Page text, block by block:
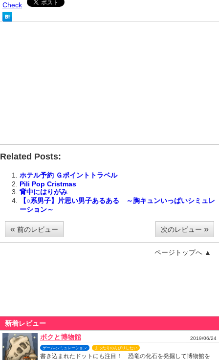
Check
Related Posts:
ホテル予約 Ｇポイントトラベル
Pili Pop Cristmas
背中にはりがみ
【○系男子】片思い男子あるある ～胸キュンいっぱいシミュレ
ーション～
« 前のレビュー 次のレビュー »
ページトップへ ▲
新着レビュー
ボクと博物館
2019/06/24
ゲーム-シミュレーション まったりのんびりしたい
書き込まれたドットにも注目！ 恐竜の化石を発掘して博物館を